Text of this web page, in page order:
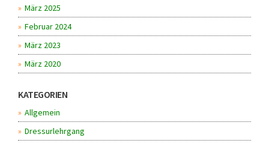
März 2025
Februar 2024
März 2023
März 2020
KATEGORIEN
Allgemein
Dressurlehrgang